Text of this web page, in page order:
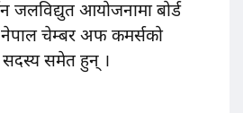
जलविद्युत आयोजनामा बोर्ड
नेपाल चेम्बर अफ कमर्सको
सदस्य समेत हुन् ।